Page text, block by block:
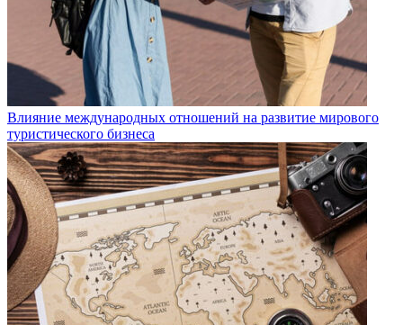
Влияние международных отношений на развитие мирового
туристического бизнеса